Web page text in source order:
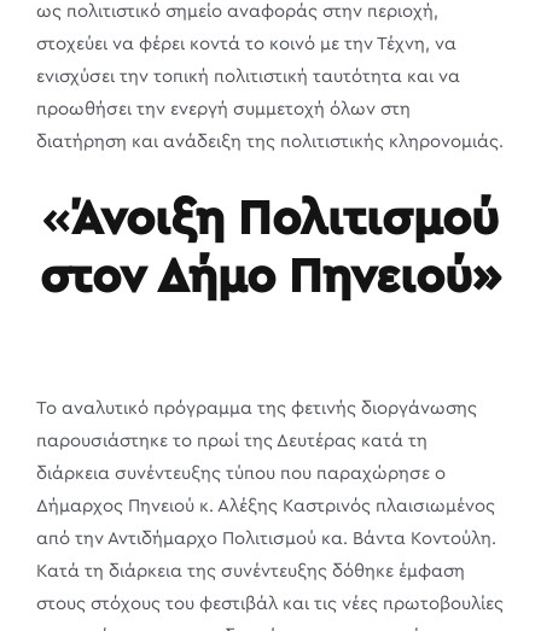
ως πολιτιστικό σημείο αναφοράς στην περιοχή,
στοχεύει να φέρει κοντά το κοινό με την Τέχνη, να
ενισχύσει την τοπική πολιτιστική ταυτότητα και να
προωθήσει την ενεργή συμμετοχή όλων στη
διατήρηση και ανάδειξη της πολιτιστικής κληρονομιάς.
«Άνοιξη Πολιτισμού
στον Δήμο Πηνειού»
Το αναλυτικό πρόγραμμα της φετινής διοργάνωσης
παρουσιάστηκε το πρωί της Δευτέρας κατά τη
διάρκεια συνέντευξης τύπου που παραχώρησε ο
Δήμαρχος Πηνειού κ. Αλέξης Καστρινός πλαισιωμένος
από την Αντιδήμαρχο Πολιτισμού κα. Βάντα Κοντούλη.
Κατά τη διάρκεια της συνέντευξης δόθηκε έμφαση
στους στόχους του φεστιβάλ και τις νέες πρωτοβουλίες